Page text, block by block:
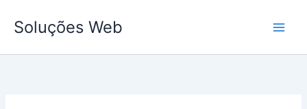
para
conteúdo
Soluções Web